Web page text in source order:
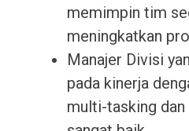
memimpin tim
meningkatkan
Manajer Divisi
pada kinerja
multi-tasking